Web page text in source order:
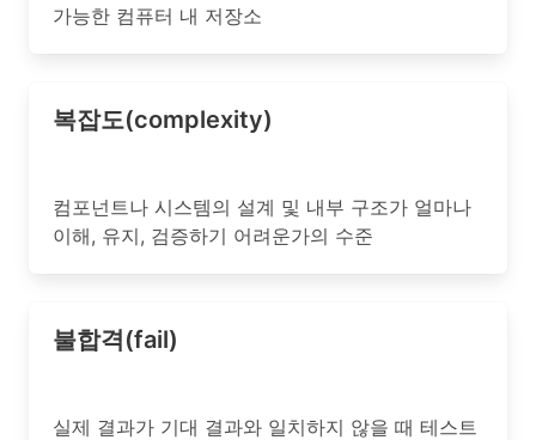
가능한 컴퓨터 내 저장소
복잡도(complexity)
컴포넌트나 시스템의 설계 및 내부 구조가 얼마나
이해, 유지, 검증하기 어려운가의 수준
불합격(fail)
실제 결과가 기대 결과와 일치하지 않을 때 테스트